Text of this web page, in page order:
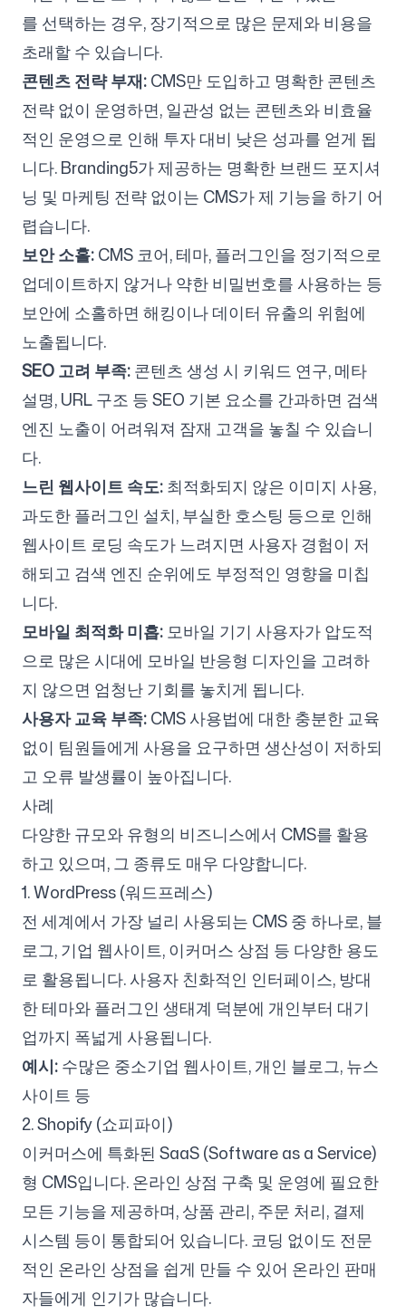
를 선택하는 경우, 장기적으로 많은 문제와 비용을
초래할 수 있습니다.
콘텐츠 전략 부재:CMS만 도입하고 명확한 콘텐츠
전략 없이 운영하면, 일관성 없는 콘텐츠와 비효율
적인 운영으로 인해 투자 대비 낮은 성과를 얻게 됩
니다. Branding5가 제공하는 명확한 브랜드 포지셔
닝 및 마케팅 전략 없이는 CMS가 제 기능을 하기 어
렵습니다.
보안 소홀:CMS 코어, 테마, 플러그인을 정기적으로
업데이트하지 않거나 약한 비밀번호를 사용하는 등
보안에 소홀하면 해킹이나 데이터 유출의 위험에
노출됩니다.
SEO 고려 부족:콘텐츠 생성 시 키워드 연구, 메타
설명, URL 구조 등 SEO 기본 요소를 간과하면 검색
엔진 노출이 어려워져 잠재 고객을 놓칠 수 있습니
다.
느린 웹사이트 속도:최적화되지 않은 이미지 사용,
과도한 플러그인 설치, 부실한 호스팅 등으로 인해
웹사이트 로딩 속도가 느려지면 사용자 경험이 저
해되고 검색 엔진 순위에도 부정적인 영향을 미칩
니다.
모바일 최적화 미흡:모바일 기기 사용자가 압도적
으로 많은 시대에 모바일 반응형 디자인을 고려하
지 않으면 엄청난 기회를 놓치게 됩니다.
사용자 교육 부족:CMS 사용법에 대한 충분한 교육
없이 팀원들에게 사용을 요구하면 생산성이 저하되
고 오류 발생률이 높아집니다.
사례
다양한 규모와 유형의 비즈니스에서 CMS를 활용
하고 있으며, 그 종류도 매우 다양합니다.
1. WordPress (워드프레스)
전 세계에서 가장 널리 사용되는 CMS 중 하나로, 블
로그, 기업 웹사이트, 이커머스 상점 등 다양한 용도
로 활용됩니다. 사용자 친화적인 인터페이스, 방대
한 테마와 플러그인 생태계 덕분에 개인부터 대기
업까지 폭넓게 사용됩니다.
예시:수많은 중소기업 웹사이트, 개인 블로그, 뉴스
사이트 등
2. Shopify (쇼피파이)
이커머스에 특화된 SaaS (Software as a Service)
형 CMS입니다. 온라인 상점 구축 및 운영에 필요한
모든 기능을 제공하며, 상품 관리, 주문 처리, 결제
시스템 등이 통합되어 있습니다. 코딩 없이도 전문
적인 온라인 상점을 쉽게 만들 수 있어 온라인 판매
자들에게 인기가 많습니다.